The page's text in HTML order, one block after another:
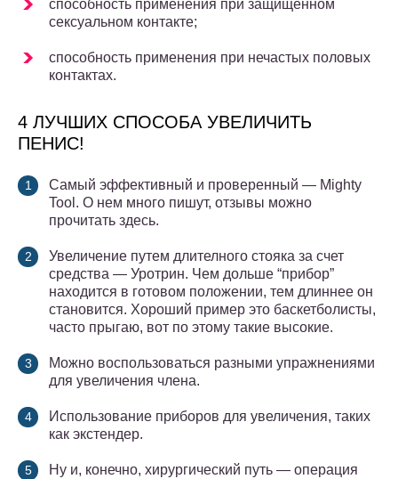
способность применения при защищенном
сексуальном контакте;
способность применения при нечастых половых
контактах.
4 ЛУЧШИХ СПОСОБА УВЕЛИЧИТЬ
ПЕНИС!
Самый эффективный и проверенный — Mighty
Tool. О нем много пишут, отзывы можно
прочитать здесь.
Увеличение путем длителного стояка за счет
средства — Уротрин. Чем дольше “прибор”
находится в готовом положении, тем длиннее он
становится. Хороший пример это баскетболисты,
часто прыгаю, вот по этому такие высокие.
Можно воспользоваться разными упражнениями
для увеличения члена.
Использование приборов для увеличения, таких
как экстендер.
Ну и, конечно, хирургический путь — операция